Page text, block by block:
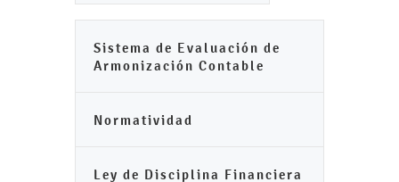
Sistema de Evaluación de
Armonización Contable
Normatividad
Ley de Disciplina Financiera